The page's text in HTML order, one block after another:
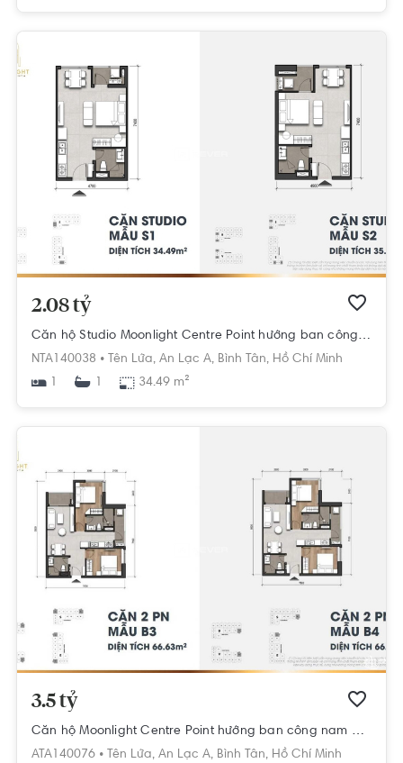
2.08 tỷ
Căn hộ Studio Moonlight Centre Point hướng ban công tây nội thất cơ bản diện tích 34.49m².
NTA140038 • Tên Lửa, An Lạc A, Bình Tân, Hồ Chí Minh
1
1 34.49 m²
3.5 tỷ
Căn hộ Moonlight Centre Point hướng ban công nam nội thất cơ bản diện tích 65.7m².
ATA140076 • Tên Lửa, An Lạc A, Bình Tân, Hồ Chí Minh